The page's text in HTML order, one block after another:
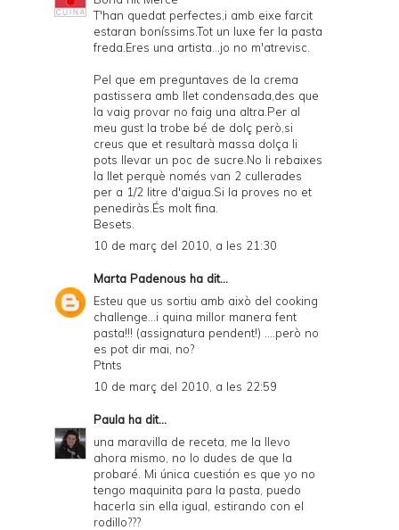
T'han quedat perfectes,i amb eixe farcit
estaran boníssims.Tot un luxe fer la pasta
freda.Eres una artista...jo no m'atrevisc.
Pel que em preguntaves de la crema
pastissera amb llet condensada,des que
la vaig provar no faig una altra.Per al
meu gust la trobe bé de dolç però,si
creus que et resultarà massa dolça li
pots llevar un poc de sucre.No li rebaixes
la llet perquè només van 2 cullerades
per a 1/2 litre d'aigua.Si la proves no et
penediràs.És molt fina.
Besets.
10 de març del 2010, a les 21:30
Marta Padenous ha dit...
Esteu que us sortiu amb això del cooking
challenge...i quina millor manera fent
pasta!!! (assignatura pendent!) ....però no
es pot dir mai, no?
Ptnts
10 de març del 2010, a les 22:59
Paula ha dit...
una maravilla de receta, me la llevo
ahora mismo, no lo dudes de que la
probaré. Mi única cuestión es que yo no
tengo maquinita para la pasta, puedo
hacerla sin ella igual, estirando con el
rodillo???